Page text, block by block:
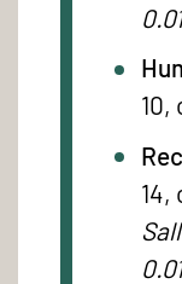
10,
14,